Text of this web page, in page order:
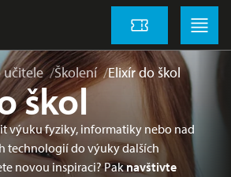
Vstupenky
Menu
učitele Školení Elixír do škol
škol
výuku fyziky, informatiky nebo nad
technologií do výuky dalších
novou inspiraci? Paknavštivte